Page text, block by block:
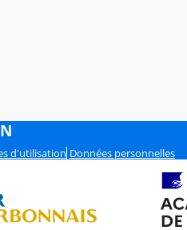
d'utilisation Données personnelles